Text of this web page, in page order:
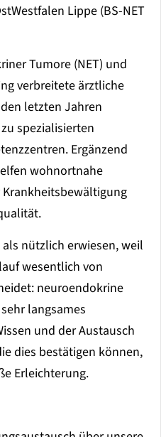
Lippe (BS-NET
Tumore (NET) und
verbreitete ärztliche
letzten Jahren
spezialisierten
Ergänzend
wohnortnahe
nützlich erwiesen, weil
wesentlich von
neuroendokrine
langsames
und der Austausch
dies bestätigen können,
Erleichterung.